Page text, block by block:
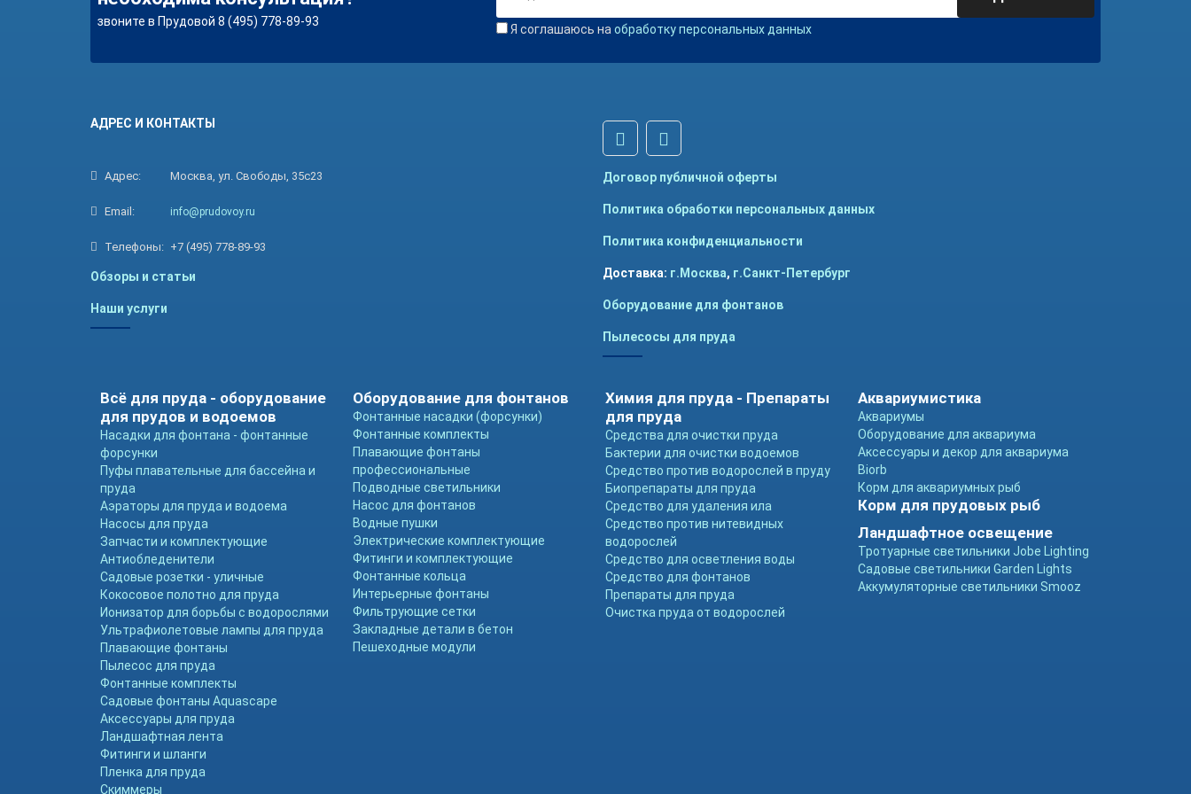
звоните в Прудовой 8 (495) 778-89-93
Я соглашаюсь на обработку персональных данных
АДРЕС И КОНТАКТЫ
Адрес: Москва, ул. Свободы, 35с23
Email: info@prudovoy.ru
Телефоны: +7 (495) 778-89-93
Обзоры и статьи
Наши услуги
Договор публичной оферты
Политика обработки персональных данных
Политика конфиденциальности
Доставка: г.Москва, г.Санкт-Петербург
Оборудование для фонтанов
Пылесосы для пруда
Всё для пруда - оборудование
для прудов и водоемов
Насадки для фонтана - фонтанные
форсунки
Пуфы плавательные для бассейна и
пруда
Аэраторы для пруда и водоема
Насосы для пруда
Запчасти и комплектующие
Антиобледенители
Садовые розетки - уличные
Кокосовое полотно для пруда
Ионизатор для борьбы с водорослями
Ультрафиолетовые лампы для пруда
Плавающие фонтаны
Пылесос для пруда
Фонтанные комплекты
Садовые фонтаны Aquascape
Аксессуары для пруда
Ландшафтная лента
Фитинги и шланги
Пленка для пруда
Скиммеры
Оборудование для фонтанов
Фонтанные насадки (форсунки)
Фонтанные комплекты
Плавающие фонтаны
профессиональные
Подводные светильники
Насос для фонтанов
Водные пушки
Электрические комплектующие
Фитинги и комплектующие
Фонтанные кольца
Интерьерные фонтаны
Фильтрующие сетки
Закладные детали в бетон
Пешеходные модули
Химия для пруда - Препараты
для пруда
Средства для очистки пруда
Бактерии для очистки водоемов
Средство против водорослей в пруду
Биопрепараты для пруда
Средство для удаления ила
Средство против нитевидных
водорослей
Средство для осветления воды
Средство для фонтанов
Препараты для пруда
Очистка пруда от водорослей
Аквариумистика
Аквариумы
Оборудование для аквариума
Аксессуары и декор для аквариума
Biorb
Корм для аквариумных рыб
Корм для прудовых рыб
Ландшафтное освещение
Тротуарные светильники Jobe Lighting
Садовые светильники Garden Lights
Аккумуляторные светильники Smooz